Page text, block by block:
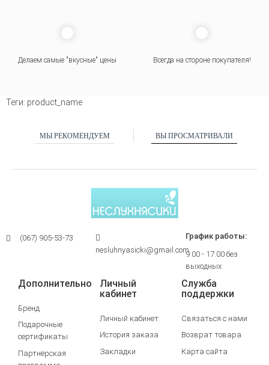
Делаем самые "вкусные" цены Всегда на стороне покупателя!
Теги: product_name
МЫ РЕКОМЕНДУЕМ ВЫ ПРОСМАТРИВАЛИ
(067) 905-53-73
nesluhnyasicki@gmail.com
График работы:
9.00 - 17.00 без
выходных
Дополнительно
Бренд
Подарочные
сертификаты
Партнёрская
Личный
кабинет
Личный кабинет
История заказа
Закладки
Служба
поддержки
Связаться с нами
Возврат товара
Карта сайта